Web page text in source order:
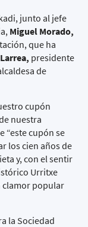
, junto al jefe
Miguel Morado,
que ha
presidente
de
cupón
nuestra
“este cupón se
los cien años de
y, con el sentir
Urritxe
clamor popular
la Sociedad